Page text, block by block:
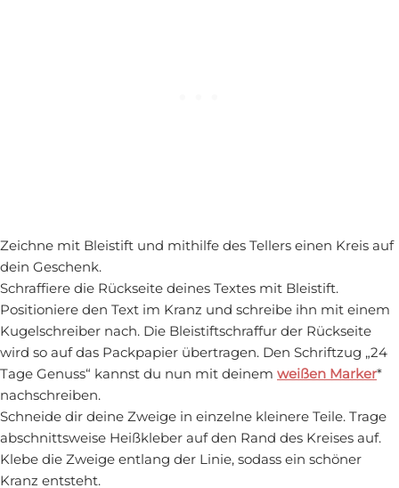
Zeichne mit Bleistift und mithilfe des Tellers einen Kreis auf
dein Geschenk.
Schraffiere die Rückseite deines Textes mit Bleistift.
Positioniere den Text im Kranz und schreibe ihn mit einem
Kugelschreiber nach. Die Bleistiftschraffur der Rückseite
wird so auf das Packpapier übertragen. Den Schriftzug „24
Tage Genuss“ kannst du nun mit deinem weißen Marker*
nachschreiben.
Schneide dir deine Zweige in einzelne kleinere Teile. Trage
abschnittsweise Heißkleber auf den Rand des Kreises auf.
Klebe die Zweige entlang der Linie, sodass ein schöner
Kranz entsteht.